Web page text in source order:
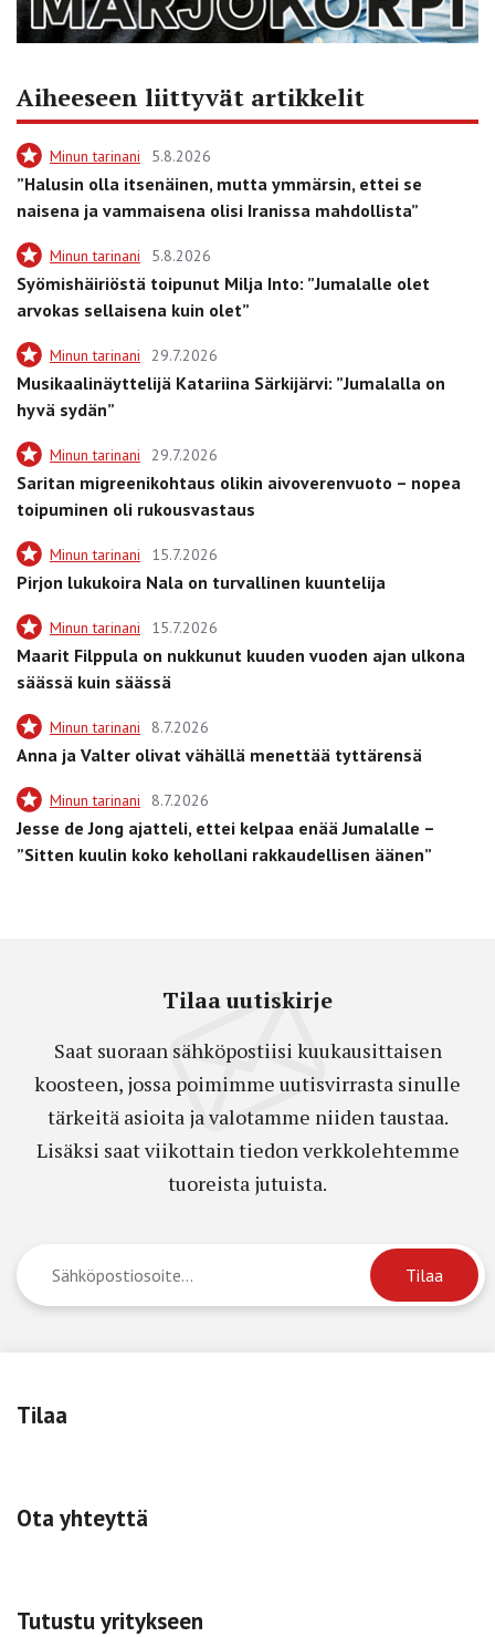
Aiheeseen liittyvät artikkelit
Minun tarinani 5.8.2026
”Halusin olla itsenäinen, mutta ymmärsin, ettei se
naisena ja vammaisena olisi Iranissa mahdollista”
Minun tarinani 5.8.2026
Syömishäiriöstä toipunut Milja Into: ”Jumalalle olet
arvokas sellaisena kuin olet”
Minun tarinani 29.7.2026
Musikaalinäyttelijä Katariina Särkijärvi: ”Jumalalla on
hyvä sydän”
Minun tarinani 29.7.2026
Saritan migreenikohtaus olikin aivoverenvuoto – nopea
toipuminen oli rukousvastaus
Minun tarinani 15.7.2026
Pirjon lukukoira Nala on turvallinen kuuntelija
Minun tarinani 15.7.2026
Maarit Filppula on nukkunut kuuden vuoden ajan ulkona
säässä kuin säässä
Minun tarinani 8.7.2026
Anna ja Valter olivat vähällä menettää tyttärensä
Minun tarinani 8.7.2026
Jesse de Jong ajatteli, ettei kelpaa enää Jumalalle –
”Sitten kuulin koko kehollani rakkaudellisen äänen”
Tilaa uutiskirje
Saat suoraan sähköpostiisi kuukausittaisen
koosteen, jossa poimimme uutisvirrasta sinulle
tärkeitä asioita ja valotamme niiden taustaa.
Lisäksi saat viikottain tiedon verkkolehtemme
tuoreista jutuista.
Tilaa
Ota yhteyttä
Tutustu yritykseen